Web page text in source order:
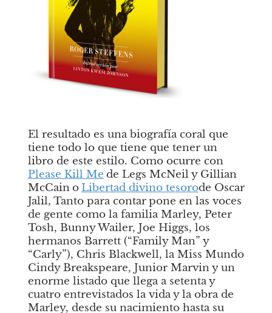
El resultado es una biografía coral que
tiene todo lo que tiene que tener un
libro de este estilo. Como ocurre con
Please Kill Me de Legs McNeil y Gillian
McCain o Libertad divino tesorode Oscar
Jalil, Tanto para contar pone en las voces
de gente como la familia Marley, Peter
Tosh, Bunny Wailer, Joe Higgs, los
hermanos Barrett (“Family Man” y
“Carly”), Chris Blackwell, la Miss Mundo
Cindy Breakspeare, Junior Marvin y un
enorme listado que llega a setenta y
cuatro entrevistados la vida y la obra de
Marley, desde su nacimiento hasta su